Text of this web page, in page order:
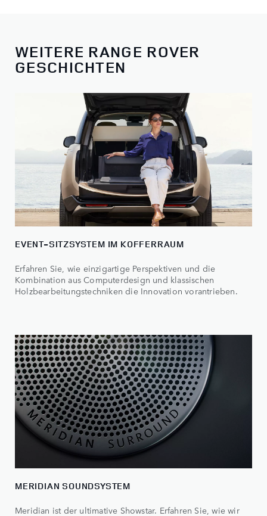
WEITERE RANGE ROVER
GESCHICHTEN
EVENT-SITZSYSTEM IM KOFFERRAUM
Erfahren Sie, wie einzigartige Perspektiven und die
Kombination aus Computerdesign und klassischen
Holzbearbeitungstechniken die Innovation vorantrieben.
MERIDIAN SOUNDSYSTEM
Meridian ist der ultimative Showstar. Erfahren Sie, wie wir